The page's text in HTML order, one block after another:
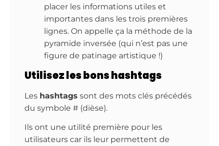
placer les informations utiles et
importantes dans les trois premières
lignes. On appelle ça la méthode de la
pyramide inversée (qui n’est pas une
figure de patinage artistique !)
Utilisez les bons hashtags
Les hashtags sont des mots clés précédés
du symbole # (dièse).
Ils ont une utilité première pour les
utilisateurs car ils leur permettent de